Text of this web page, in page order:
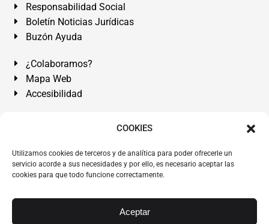
COOKIES
Utilizamos cookies de terceros y de analítica para poder ofrecerle un
servicio acorde a sus necesidades y por ello, es necesario aceptar las
cookies para que todo funcione correctamente.
Aceptar
Responsabilidad Social
Boletín Noticias Jurídicas
Buzón Ayuda
¿Colaboramos?
Mapa Web
Accesibilidad
Álvarez Abogados Tenerife:Calle Teobaldo Power Nº 7,
de Tenerife. Islas Canarias.
Somos Abogados especialistas del Derecho desde 1954.
Tenerife Sur .Mejores Abogados Tenerife